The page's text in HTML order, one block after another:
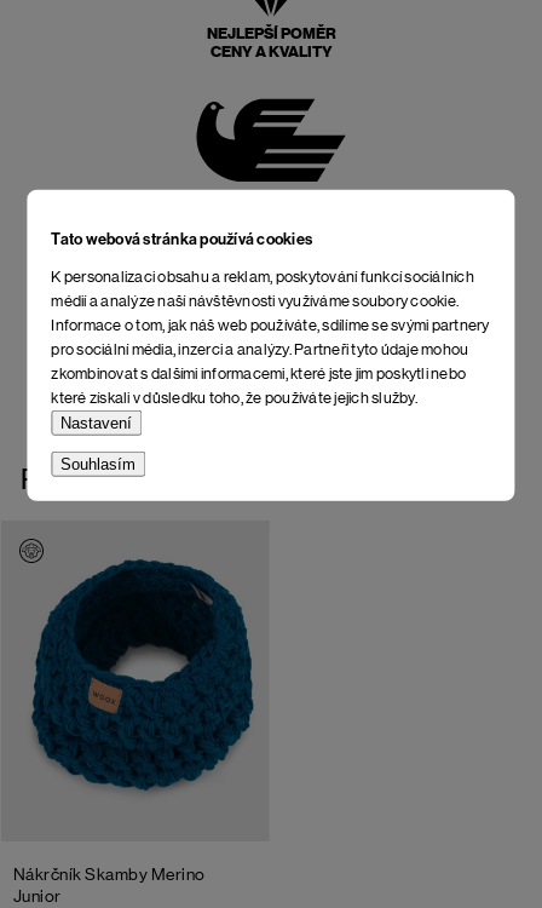
Tato webová stránka používá cookies
K personalizaci obsahu a reklam, poskytování funkcí sociálních
médií a analýze naší návštěvnosti využíváme soubory cookie.
Informace o tom, jak náš web používáte, sdílíme se svými partnery
pro sociální média, inzerci a analýzy. Partneři tyto údaje mohou
zkombinovat s dalšími informacemi, které jste jim poskytli nebo
které získali v důsledku toho, že používáte jejich služby.
Nastavení
Souhlasím
NEJLEPŠÍ POMĚR
CENY A KVALITY
NEOMEZENÁ DOBA NA
VRÁCENÍ
Podobné produkty
Nákrčník Skamby Merino
Junior